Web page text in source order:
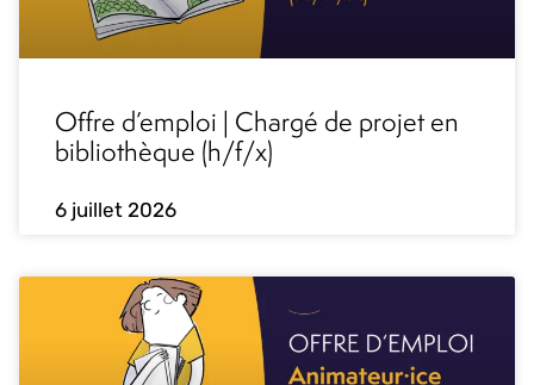
Offre d’emploi | Chargé de projet en
bibliothèque (h/f/x)
6 juillet 2026